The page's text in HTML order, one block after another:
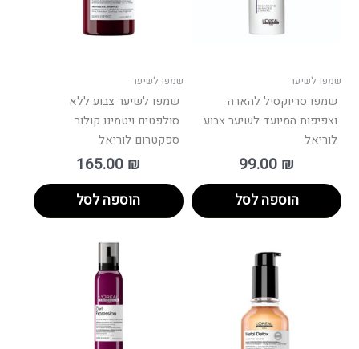
שמפו לשיער
שמפו סריוקסיל להארה
וצפיפות המיועד לשיער צבוע
לוריאל
99.00 ₪
הוספה לסל
שמפו לשיער
שמפו לשיער צבוע ללא
סולפטים ויטמינו קולור
ספקטרום לוריאל
165.00 ₪
הוספה לסל